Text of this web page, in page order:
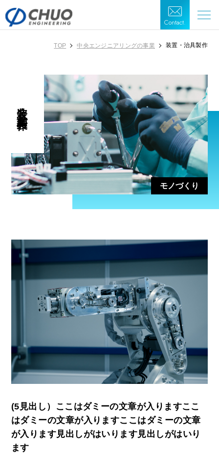
Contact.
TOP 中央エンジニアリングの事業 装置・治具製作
装置・治具製作
モノづくり
(5見出し）ここはダミーの文章が入りますここ
はダミーの文章が入りますここはダミーの文章
が入ります見出しがはいります見出しがはいり
ます